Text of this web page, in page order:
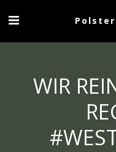
WIR